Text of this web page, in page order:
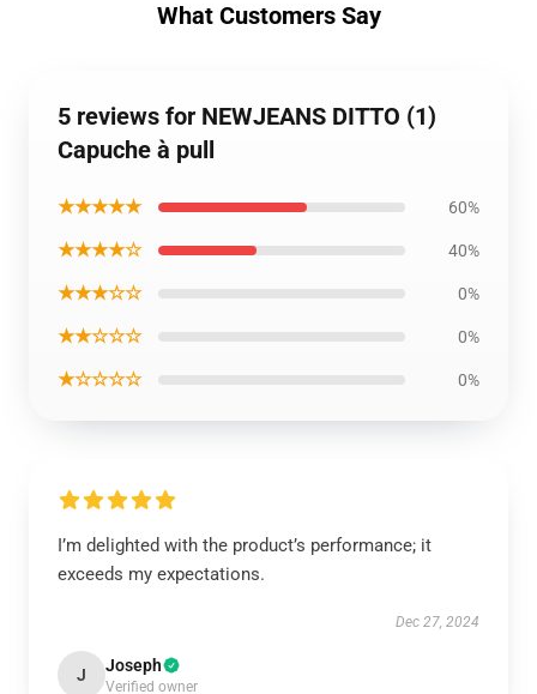
What Customers Say
5 reviews for NEWJEANS DITTO (1)
Capuche à pull
★★★★★ 60%
★★★★☆ 40%
★★★☆☆ 0%
★★☆☆☆ 0%
★☆☆☆☆ 0%
I’m delighted with the product’s performance; it
exceeds my expectations.
Dec 27, 2024
J Joseph
Verified owner